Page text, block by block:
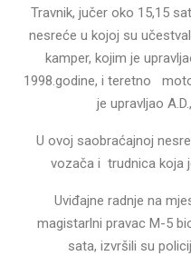
Travnik, jučer oko 15,15
nesreće u kojoj su
kamper, kojim je
1998.godine, i teretno
je upravljao
U ovoj saobraćajnoj
vozača i trudnica koja
Uviđajne radnje na
magistarlni pravac M-5
sata, izvršili su